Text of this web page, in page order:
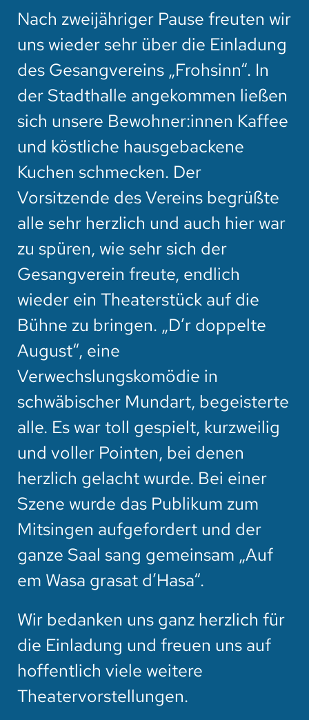
Nach zweijähriger Pause freuten wir
uns wieder sehr über die Einladung
des Gesangvereins „Frohsinn“. In
der Stadthalle angekommen ließen
sich unsere Bewohner:innen Kaffee
und köstliche hausgebackene
Kuchen schmecken. Der
Vorsitzende des Vereins begrüßte
alle sehr herzlich und auch hier war
zu spüren, wie sehr sich der
Gesangverein freute, endlich
wieder ein Theaterstück auf die
Bühne zu bringen. „D’r doppelte
August“, eine
Verwechslungskomödie in
schwäbischer Mundart, begeisterte
alle. Es war toll gespielt, kurzweilig
und voller Pointen, bei denen
herzlich gelacht wurde. Bei einer
Szene wurde das Publikum zum
Mitsingen aufgefordert und der
ganze Saal sang gemeinsam „Auf
em Wasa grasat d’Hasa“.
Wir bedanken uns ganz herzlich für
die Einladung und freuen uns auf
hoffentlich viele weitere
Theatervorstellungen.